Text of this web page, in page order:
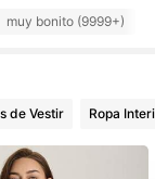
muy bonito (9999+)
de Vestir Ropa